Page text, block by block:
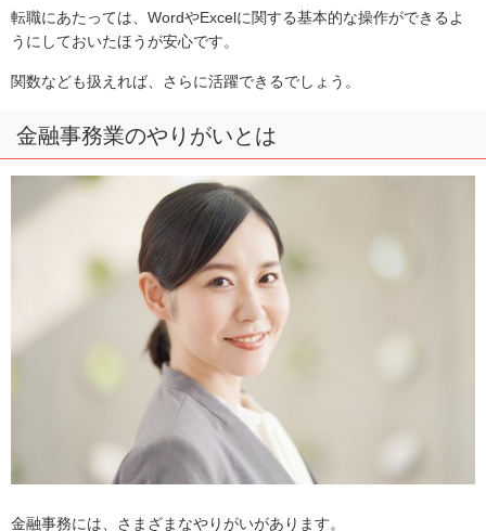
転職にあたっては、WordやExcelに関する基本的な操作ができるよ
うにしておいたほうが安心です。
関数なども扱えれば、さらに活躍できるでしょう。
金融事務業のやりがいとは
金融事務には、さまざまなやりがいがあります。